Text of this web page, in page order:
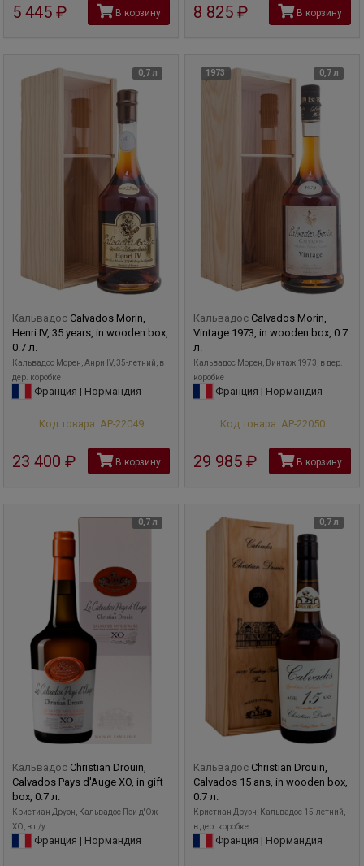
5 445 руб В корзину 8 825 руб В корзину
0,7 л
Кальвадос Calvados Morin,
Henri IV, 35 years, in wooden box,
0.7 л.
Кальвадос Морен, Анри IV, 35-летний, в
дер. коробке
Франция | Нормандия
Код товара: АР-22049
23 400 рубВ корзину
1973 0,7 л
Кальвадос Calvados Morin,
Vintage 1973, in wooden box, 0.7
л.
Кальвадос Морен, Винтаж 1973, в дер.
коробке
Франция | Нормандия
Код товара: АР-22050
29 985 рубВ корзину
0,7 л
Кальвадос Christian Drouin,
Calvados Pays d'Auge XO, in gift
box, 0.7 л.
Кристиан Друэн, Кальвадос Пэи д'Ож
XO, в п/у
Франция | Нормандия
0,7 л
Кальвадос Christian Drouin,
Calvados 15 ans, in wooden box,
0.7 л.
Кристиан Друэн, Кальвадос 15-летний,
в дер. коробке
Франция | Нормандия